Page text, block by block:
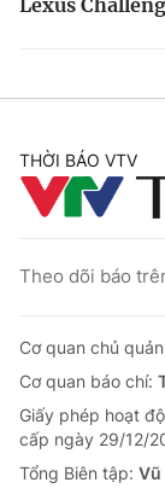
THỜI BÁO VTV
Theo dõi báo
Cơ quan chủ
Cơ quan báo chí:
Giấy phép hoạt
cấp ngày 29/12/
Tổng Biên tập: Vũ